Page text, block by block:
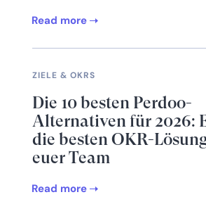
Read more
ZIELE & OKRS
Die 10 besten Perdoo-
Alternativen für 2026:
die besten OKR-
euer Team
Read more